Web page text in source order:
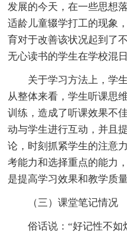
发展的今天，在一些思想
适龄儿童辍学打工的现象
育对于改善该状况起到了
无心读书的学生在学校混
关于学习方法上，学生
从整体来看，学生听课思
训练，造成了听课效果不
动与学生进行互动，并且
论，时刻抓紧学生的注意
考能力和选择重点的能力
是提高学习效果和教学质
（三）课堂笔记情况
俗话说：“好记性不如